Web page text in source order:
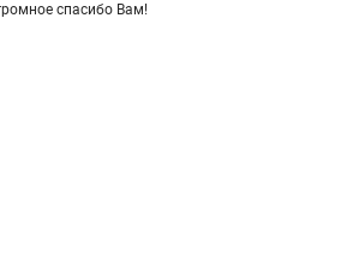
спа­си­бо Вам!